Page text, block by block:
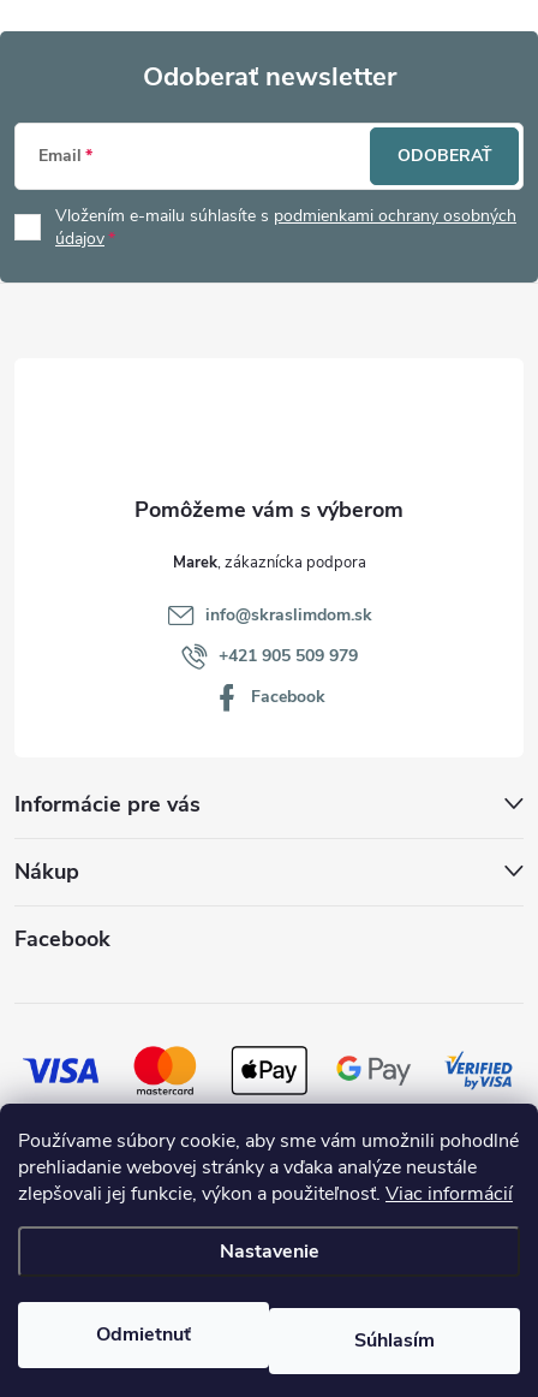
Používame súbory cookie, aby sme vám umožnili pohodlné
prehliadanie webovej stránky a vďaka analýze neustále
zlepšovali jej funkcie, výkon a použiteľnosť. Viac informácií
Nastavenie
Odmietnuť Súhlasím
Z
á
p
Odoberať newsletter
Email
Vložením e-mailu súhlasíte s podmienkami ochrany osobných
údajov
ODOBERAŤ
Informácie pre vás
Nákup
Marek
info@skraslimdom.sk
+421 905 509 979
Facebook
Facebook
SKRASLIMDOM.SK. Všetky práva vyhradené.